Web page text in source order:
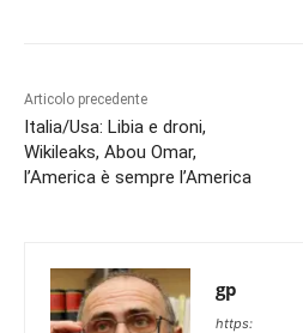
Articolo precedente
Italia/Usa: Libia e droni,
Wikileaks, Abou Omar,
l’America è sempre l’America
gp
https: